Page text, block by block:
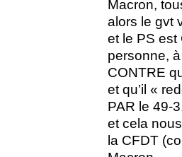
Macron,
alors le gvt
et le PS est
personne,
CONTRE
et qu’il «
PAR le 49-
et cela
la CFDT